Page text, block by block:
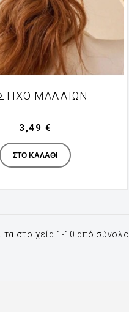
ΜΑΛΛΙΏΝ
Manufacturer
3,49 €
ΣΤΟ ΚΑΛΆΘΙ
τα στοιχεία 1-10 από σύνολο